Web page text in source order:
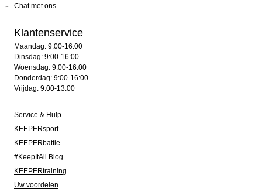
Chat met ons
Klantenservice
Maandag: 9:00-16:00
Dinsdag: 9:00-16:00
Woensdag: 9:00-16:00
Donderdag: 9:00-16:00
Vrijdag: 9:00-13:00
Service & Hulp
KEEPERsport
KEEPERbattle
#KeepItAll Blog
KEEPERtraining
Uw voordelen